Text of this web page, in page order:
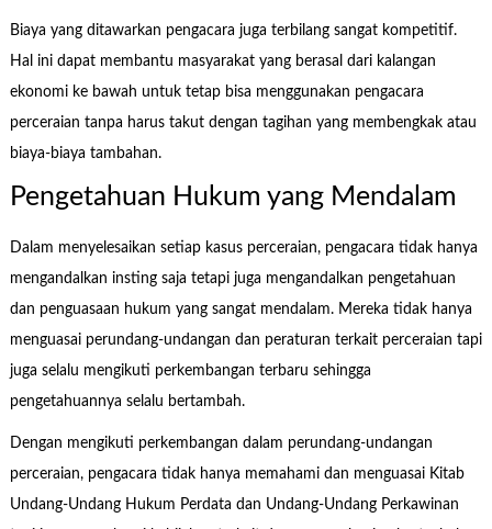
Biaya yang ditawarkan pengacara juga terbilang sangat kompetitif.
Hal ini dapat membantu masyarakat yang berasal dari kalangan
ekonomi ke bawah untuk tetap bisa menggunakan pengacara
perceraian tanpa harus takut dengan tagihan yang membengkak atau
biaya-biaya tambahan.
Pengetahuan Hukum yang Mendalam
Dalam menyelesaikan setiap kasus perceraian, pengacara tidak hanya
mengandalkan insting saja tetapi juga mengandalkan pengetahuan
dan penguasaan hukum yang sangat mendalam. Mereka tidak hanya
menguasai perundang-undangan dan peraturan terkait perceraian tapi
juga selalu mengikuti perkembangan terbaru sehingga
pengetahuannya selalu bertambah.
Dengan mengikuti perkembangan dalam perundang-undangan
perceraian, pengacara tidak hanya memahami dan menguasai Kitab
Undang-Undang Hukum Perdata dan Undang-Undang Perkawinan